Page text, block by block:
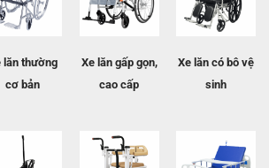
lăn thường
cơ bản
Xe lăn gấp gọn,
cao cấp
Xe lăn có bô vệ
sinh